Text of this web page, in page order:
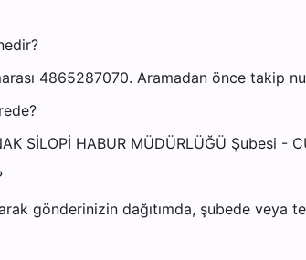
4865287070. Aramadan önce takip
SİLOPİ HABUR MÜDÜRLÜĞÜ Şubesi -
gönderinizin dağıtımda, şubede veya